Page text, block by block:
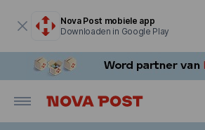
Nova Post mobiele app
Downloaden in Google Play